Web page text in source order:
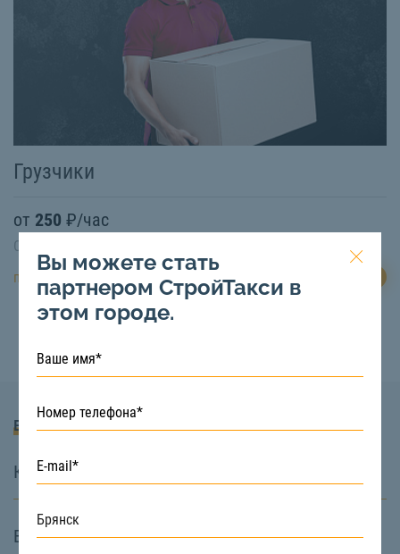
Грузчики
от 250 ₽/час
Свободная техника:
подробнее
Вопросы и Ответы
Какие услуги вы предоставляете?
В чём особенность СтройТакси?
Вы можете стать
партнером СтройТакси в
этом городе.